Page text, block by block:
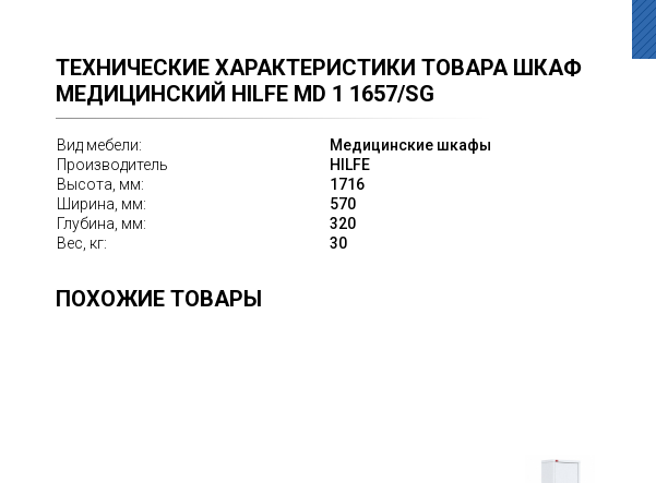
ТЕХНИЧЕСКИЕ ХАРАКТЕРИСТИКИ ТОВАРА ШКАФ
МЕДИЦИНСКИЙ HILFE MD 1 1657/SG
Вид мебели:
Медицинские шкафы
Производитель
HILFE
Высота, мм:
1716
Ширина, мм:
570
Глубина, мм:
320
Вес, кг:
30
ПОХОЖИЕ ТОВАРЫ